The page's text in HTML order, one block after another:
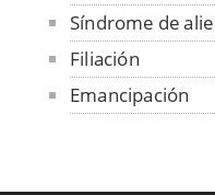
Síndrome de
Filiación
Emancipación